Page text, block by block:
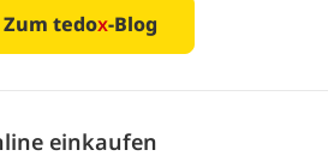
Zum tedox-Blog
einkaufen